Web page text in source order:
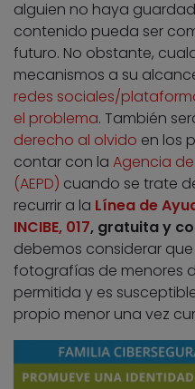
alguien no haya
contenido pueda ser
futuro. No obstante,
mecanismos a su
redes sociales/
el problema. También
derecho al olvido en los
contar con la Agencia
(AEPD) cuando se trate
recurrir a la Línea de
INCIBE, 017, gratuita y
debemos considerar
fotografías de menores
permitida y es
propio menor una vez